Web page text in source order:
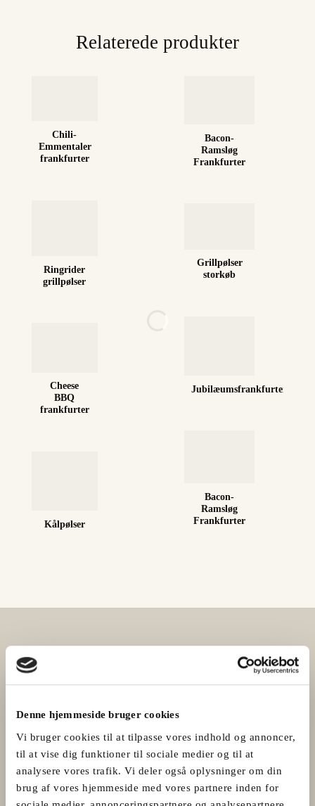
Denne hjemmeside bruger cookies
Vi bruger cookies til at tilpasse vores indhold og annoncer,
til at vise dig funktioner til sociale medier og til at
analysere vores trafik. Vi deler også oplysninger om din
brug af vores hjemmeside med vores partnere inden for
Relaterede produkter
Chili-
Emmentaler
frankfurter
Ringrider
grillpølser
Cheese
BBQ
frankfurter
Kålpølser
Bacon-
Ramsløg
Frankfurter
Grillpølser
storkøb
Jubilæumsfrankfurter
Bacon-
Ramsløg
Frankfurter